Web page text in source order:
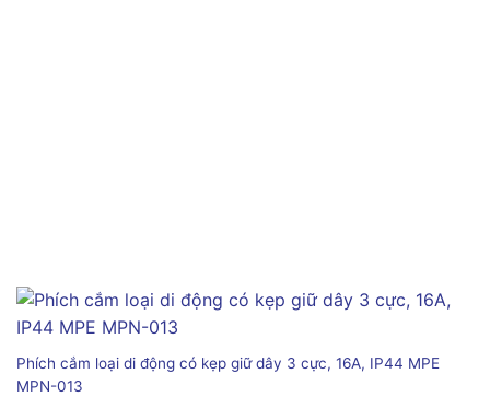
Phích cắm loại di động có kẹp giữ dây 3 cực, 16A, IP44 MPE
MPN-013